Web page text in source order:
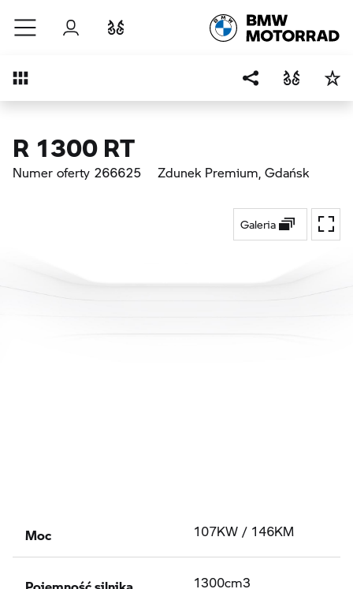
Przejdź do głównej treści
Zaloguj się
Przegląd
R 1300 RT
Numer oferty 266625 Zdunek Premium, Gdańsk
Galeria
Moc 107KW / 146KM
Pojemność silnika 1300cm3